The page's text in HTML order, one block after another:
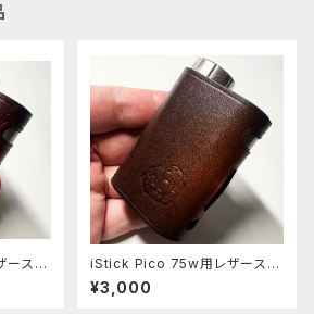
スリ
iStick Pico 75w用レザースリ
ーブ [406-pc]
¥3,000